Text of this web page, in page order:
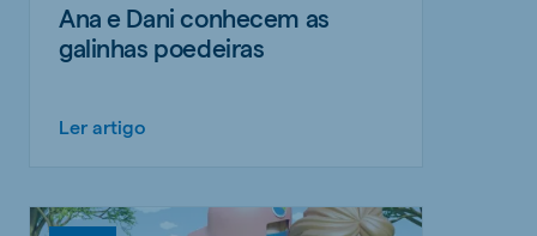
Ana e Dani conhecem as
galinhas poedeiras
Ler artigo